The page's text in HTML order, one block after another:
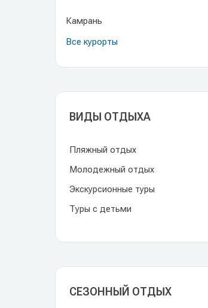
Камрань
Все курорты
ВИДЫ ОТДЫХА
Пляжный отдых
Молодежный отдых
Экскурсионные туры
Туры с детьми
СЕЗОННЫЙ ОТДЫХ